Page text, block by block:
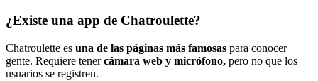
¿Existe una app de Chatroulette?
Chatroulette es una de las páginas más famosas para conocer
gente. Requiere tenercámara web y micrófono, pero no que los
usuarios se registren.